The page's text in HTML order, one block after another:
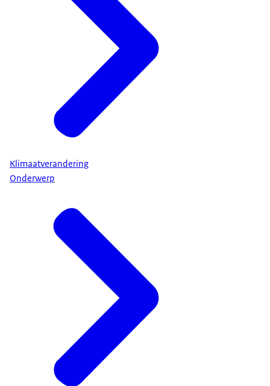
Klimaatverandering
Onderwerp